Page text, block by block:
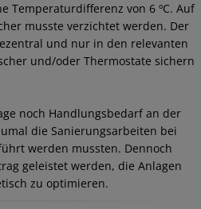
Temperaturdifferenz von 6 ºC. Auf
musste verzichtet werden. Der
und nur in den relevanten
und/oder Thermostate sichern
noch Handlungsbedarf an der
die Sanierungsarbeiten bei
werden mussten. Dennoch
geleistet werden, die Anlagen
zu optimieren.